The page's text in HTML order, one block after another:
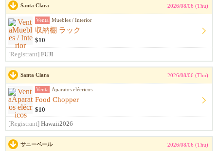
Santa Clara 2026/08/06 (Thu)
Venta Muebles / Interior
収納棚 ラック
$10
[Registrant] FUJI
Santa Clara 2026/08/06 (Thu)
Venta Aparatos elécricos
Food Chopper
$10
[Registrant] Hawaii2026
サニーベール 2026/08/06 (Thu)